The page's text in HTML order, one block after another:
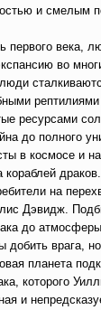
и смелым
первого века,
во
ресурсами
до полного
в космосе и
кораблей
на
Дэвидж.
до
добить врага,
планета
которого
и